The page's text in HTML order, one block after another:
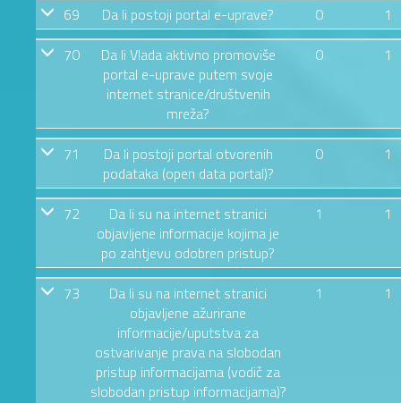
69 Da li postoji portal e-uprave? 0
1
70
Da li Vlada aktivno promoviše
portal e-uprave putem svoje
internet stranice/društvenih
mreža?
0 1
71
Da li postoji portal otvorenih
podataka (open data portal)?
0 1
72
Da li su na internet stranici
objavljene informacije kojima je
po zahtjevu odobren pristup?
1 1
73
Da li su na internet stranici
objavljene ažurirane
informacije/uputstva za
ostvarivanje prava na slobodan
pristup informacijama (vodič za
slobodan pristup informacijama)?
1 1